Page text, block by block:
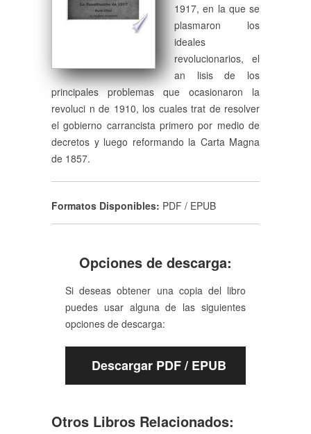
1917, en la que se
plasmaron los
ideales
revolucionarios, el
an lisis de los
principales problemas que ocasionaron la
revoluci n de 1910, los cuales trat de resolver
el gobierno carrancista primero por medio de
decretos y luego reformando la Carta Magna
de 1857.
Formatos Disponibles: PDF / EPUB
Opciones de descarga:
Si deseas obtener una copia del libro
puedes usar alguna de las siguientes
opciones de descarga:
Descargar PDF / EPUB
Otros Libros Relacionados: